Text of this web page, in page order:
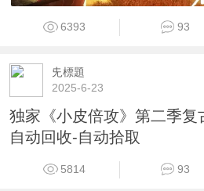
6393 93
兂標題
2025-6-23
独家《小皮倍攻》第二季复
自动回收-自动拾取
5814 93